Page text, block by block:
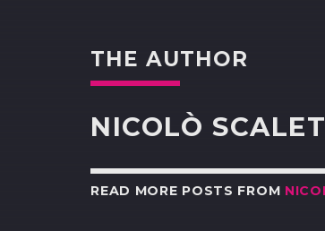
THE AUTHOR
NICOLÒ
READ MORE POSTS FROM